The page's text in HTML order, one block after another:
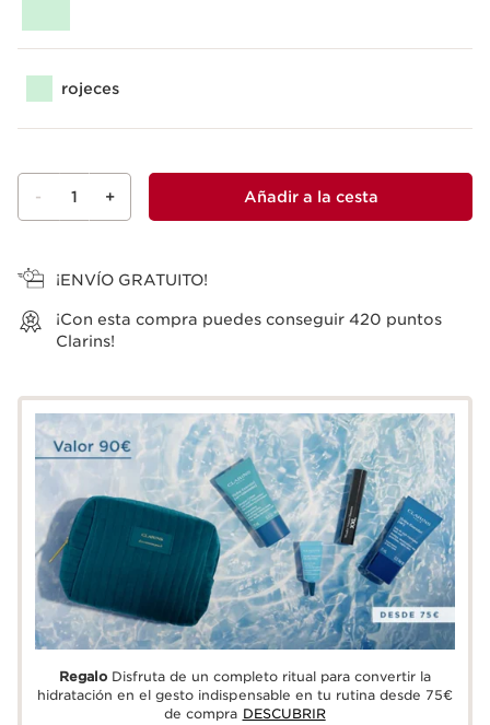
rojeces
- 1 + Añadir a la cesta
¡ENVÍO GRATUITO!
¡Con esta compra puedes conseguir 420 puntos
Clarins!
RegaloDisfruta de un completo ritual para convertir la
hidratación en el gesto indispensable en tu rutina desde 75€
de compra DESCUBRIR